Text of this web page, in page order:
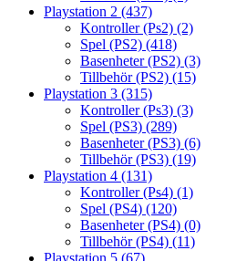
Playstation 2 (437)
Kontroller (Ps2) (2)
Spel (PS2) (418)
Basenheter (PS2) (3)
Tillbehör (PS2) (15)
Playstation 3 (315)
Kontroller (Ps3) (3)
Spel (PS3) (289)
Basenheter (PS3) (6)
Tillbehör (PS3) (19)
Playstation 4 (131)
Kontroller (Ps4) (1)
Spel (PS4) (120)
Basenheter (PS4) (0)
Tillbehör (PS4) (11)